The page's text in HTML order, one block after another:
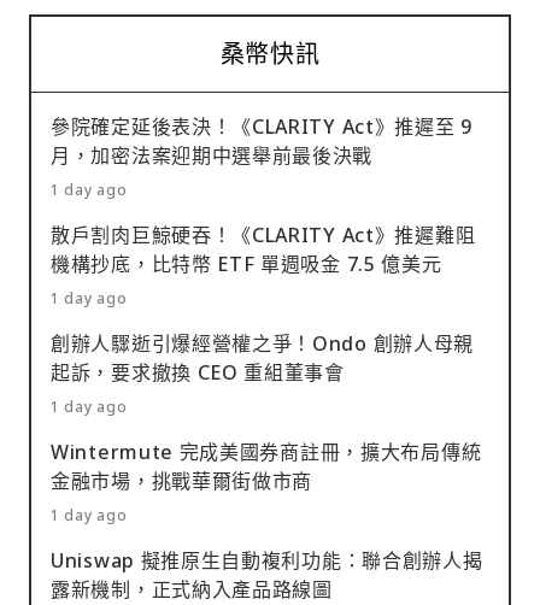
桑幣快訊
參院確定延後表決！《CLARITY Act》推遲至 9
月，加密法案迎期中選舉前最後決戰
1 day ago
散戶割肉巨鯨硬吞！《CLARITY Act》推遲難阻
機構抄底，比特幣 ETF 單週吸金 7.5 億美元
1 day ago
創辦人驟逝引爆經營權之爭！Ondo 創辦人母親
起訴，要求撤換 CEO 重組董事會
1 day ago
Wintermute 完成美國券商註冊，擴大布局傳統
金融市場，挑戰華爾街做市商
1 day ago
Uniswap 擬推原生自動複利功能：聯合創辦人揭
露新機制，正式納入產品路線圖